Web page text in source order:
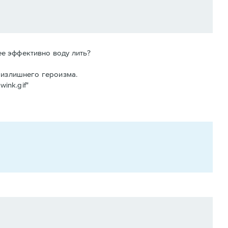
эффективно воду лить?
героизма.